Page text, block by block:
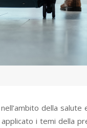
della
i temi della